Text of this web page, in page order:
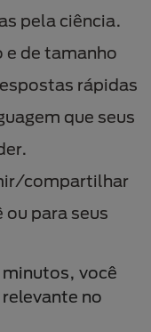
pela ciência.
e de tamanho
rápidas
que seus
compartilhar
para seus
você
no